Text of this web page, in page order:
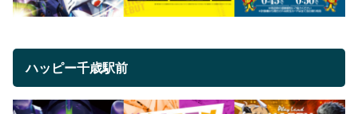
ハッピー千歳駅前